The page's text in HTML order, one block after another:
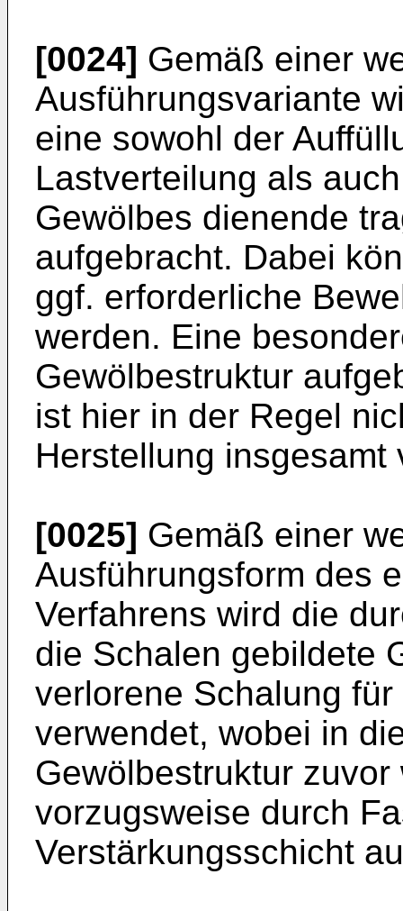
[0024] Gemäß einer
Ausführungsvariante
eine sowohl der
Lastverteilung als
Gewölbes dienende
aufgebracht. Dabei
ggf. erforderliche
werden. Eine
Gewölbestruktur
ist hier in der Regel
Herstellung insgesamt
[0025] Gemäß einer
Ausführungsform des
Verfahrens wird die
die Schalen gebildete
verlorene Schalung
verwendet, wobei in
Gewölbestruktur
vorzugsweise durch
Verstärkungsschicht